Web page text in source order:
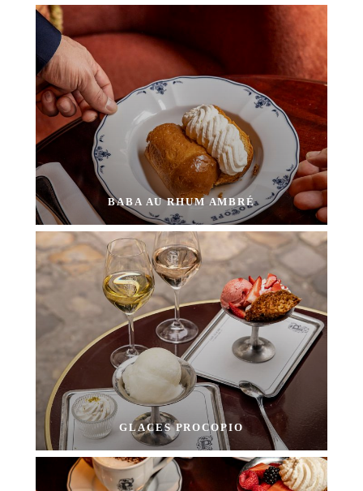
BABA AU RHUM AMBRÉ
GLACES PROCOPIO